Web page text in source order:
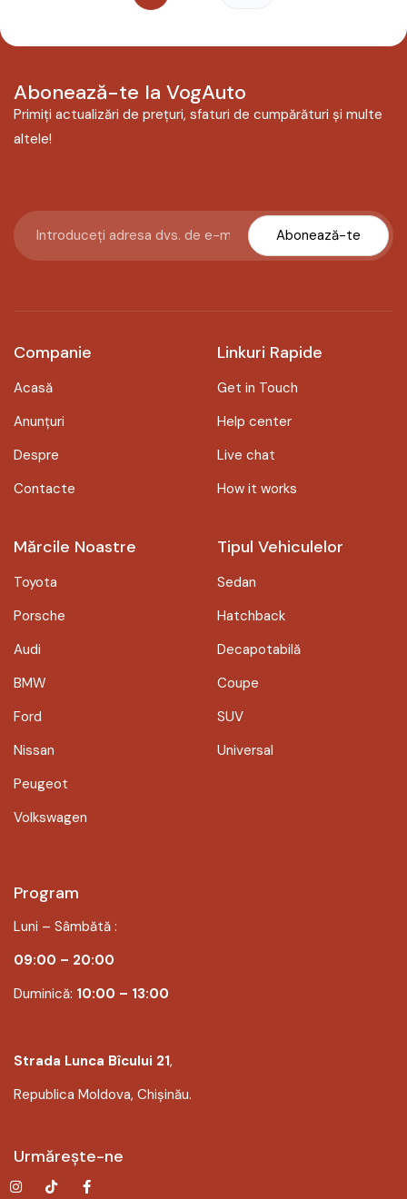
Abonează-te la VogAuto
Primiți actualizări de prețuri, sfaturi de cumpărături și multe
altele!
Abonează-te
Companie
Acasă
Anunțuri
Despre
Contacte
Linkuri Rapide
Get in Touch
Help center
Live chat
How it works
Mărcile Noastre
Toyota
Porsche
Audi
BMW
Ford
Nissan
Peugeot
Volkswagen
Tipul Vehiculelor
Sedan
Hatchback
Decapotabilă
Coupe
SUV
Universal
Program
Luni – Sâmbătă :
09:00 – 20:00
Duminică: 10:00 – 13:00
Strada Lunca Bîcului 21,
Republica Moldova, Chișinău.
Urmărește-ne